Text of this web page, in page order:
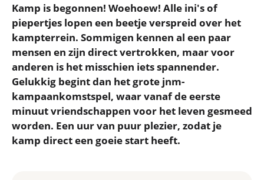
Kamp is begonnen! Woehoew! Alle ini's of
piepertjes lopen een beetje verspreid over het
kampterrein. Sommigen kennen al een paar
mensen en zijn direct vertrokken, maar voor
anderen is het misschien iets spannender.
Gelukkig begint dan het grote jnm-
kampaankomstspel, waar vanaf de eerste
minuut vriendschappen voor het leven gesmeed
worden. Een uur van puur plezier, zodat je
kamp direct een goeie start heeft.